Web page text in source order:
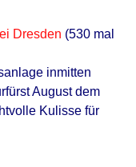
Dresden (530 mal
inmitten
August dem
Kulisse für